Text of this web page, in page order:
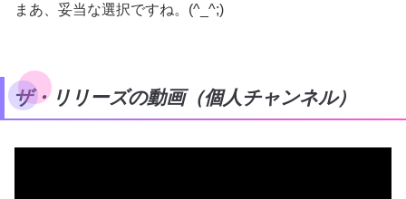
まあ、妥当な選択ですね。(^_^;)
ザ・リリーズの動画（個人チャンネル）